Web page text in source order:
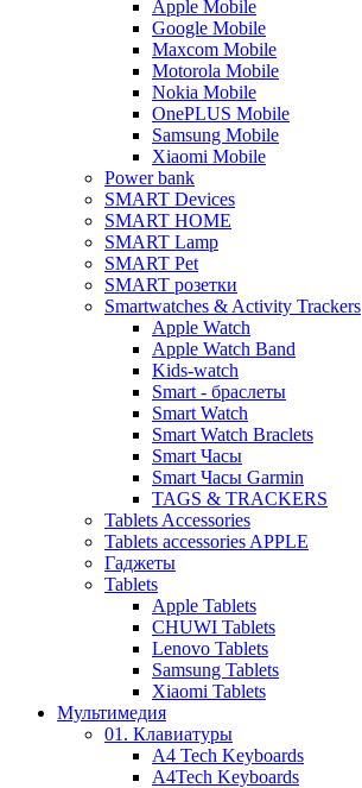
Apple Mobile
Google Mobile
Maxcom Mobile
Motorola Mobile
Nokia Mobile
OnePLUS Mobile
Samsung Mobile
Xiaomi Mobile
Power bank
SMART Devices
SMART HOME
SMART Lamp
SMART Pet
SMART розетки
Smartwatches & Activity Trackers
Apple Watch
Apple Watch Band
Kids-watch
Smart - браслеты
Smart Watch
Smart Watch Braclets
Smart Часы
Smart Часы Garmin
TAGS & TRACKERS
Tablets Accessories
Tablets accessories APPLE
Гаджеты
Tablets
Apple Tablets
CHUWI Tablets
Lenovo Tablets
Samsung Tablets
Xiaomi Tablets
Мультимедия
01. Клавиатуры
A4 Tech Keyboards
A4Tech Keyboards